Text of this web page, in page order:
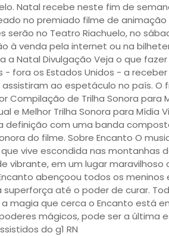
Natal recebe neste fim de
no premiado filme de animação
serão no Teatro Riachuelo, no
à venda pela internet ou na
a Natal Divulgação Veja o que
- fora os Estados Unidos - a
ao espetáculo no país. O
Compilação de Trilha Sonora para
e Melhor Trilha Sonora para Mídia
definição com uma banda
do filme. Sobre Encanto O
vive escondida nas montanhas
vibrante, em um lugar maravilhoso
abençoou todos os
superforça até o poder de curar.
magia que cerca o Encanto está
mágicos, pode ser a última
do g1 RN